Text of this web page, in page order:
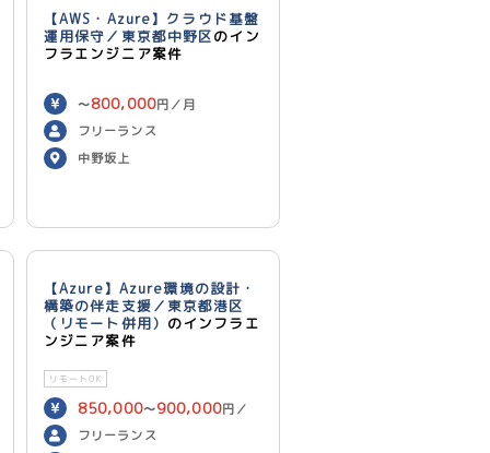
【AWS・Azure】クラウド基盤
運用保守／東京都中野区のイン
フラエンジニア案件
〜800,000円／月
フリーランス
中野坂上
【Azure】Azure環境の設計・
構築の伴走支援／東京都港区
（リモート併用） のインフラエ
ンジニア案件
リモートOK
850,000〜900,000円／
月
フリーランス